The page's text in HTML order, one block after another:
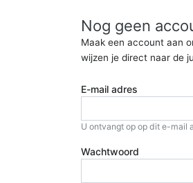
Nog geen
Maak een account aan
wijzen je direct naar de
E-mail adres
U ontvangt op op dit e-mail
Wachtwoord